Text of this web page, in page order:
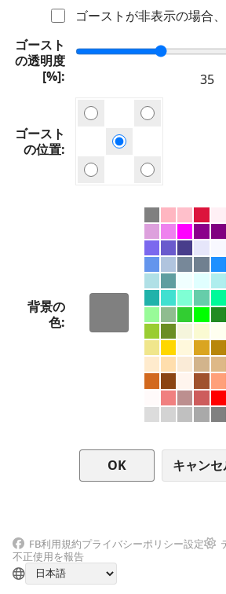
ゴーストが非表示の場合
ゴースト
の透明度
[%]
ゴースト
の位置
背景の
色
キャンセ
FB利用規約プライバシーポリシー設定
不正使用を報告